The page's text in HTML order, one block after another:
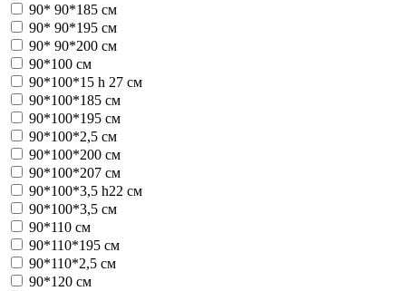
90* 90*185 см
90* 90*195 см
90* 90*200 см
90*100 см
90*100*15 h 27 см
90*100*185 см
90*100*195 см
90*100*2,5 см
90*100*200 см
90*100*207 см
90*100*3,5 h22 см
90*100*3,5 см
90*110 см
90*110*195 см
90*110*2,5 см
90*120 см